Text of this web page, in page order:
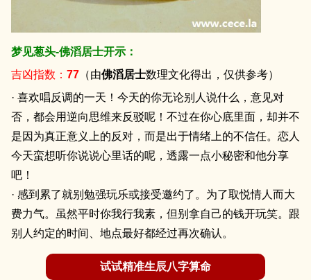
梦见葱头-佛滔居士开示：
吉凶指数： 77 （由佛滔居士数理文化得出，仅供参考）
· 喜欢唱反调的一天！今天的你无论别人说什么，意见对
否，都会用逆向思维来反驳呢！不过在你心底里面，却并不
是因为真正意义上的反对，而是出于情绪上的不信任。恋人
今天蛮想听你说说心里话的呢，透露一点小秘密和他分享
吧！
· 感到累了就别勉强玩乐或接受邀约了。为了取悦情人而大
费力气。虽然平时你我行我素，但别拿自己的钱开玩笑。跟
别人约定的时间、地点最好都经过再次确认。
试试精准生辰八字算命